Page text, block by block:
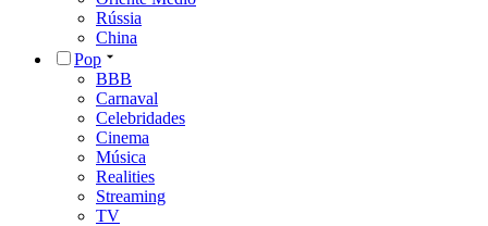
Rússia
China
Pop
BBB
Carnaval
Celebridades
Cinema
Música
Realities
Streaming
TV